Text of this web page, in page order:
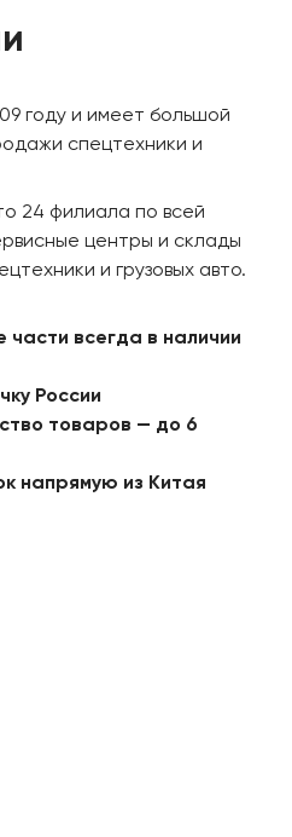
году и имеет большой
спецтехники и
24 филиала по всей
центры и склады
и грузовых авто.
всегда в наличии
России
товаров — до 6
напрямую из Китая